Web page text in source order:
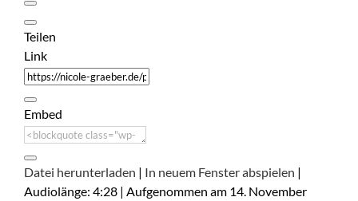
Teilen
Link
Embed
Datei herunterladen | In neuem Fenster abspielen |
Audiolänge: 4:28 | Aufgenommen am 14. November